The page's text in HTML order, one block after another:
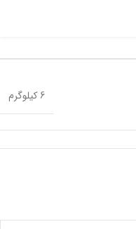
6 کیلوگرم